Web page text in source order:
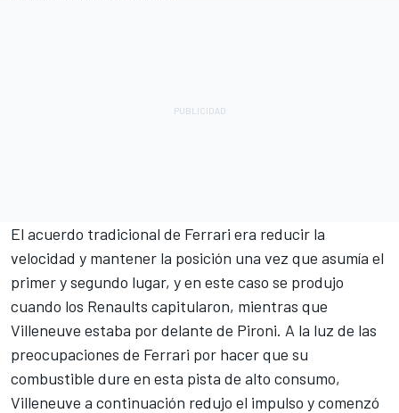
El acuerdo tradicional de Ferrari era reducir la
velocidad y mantener la posición una vez que asumía el
primer y segundo lugar, y en este caso se produjo
cuando los Renaults capitularon, mientras que
Villeneuve estaba por delante de Pironi. A la luz de las
preocupaciones de Ferrari por hacer que su
combustible dure en esta pista de alto consumo,
Villeneuve a continuación redujo el impulso y comenzó